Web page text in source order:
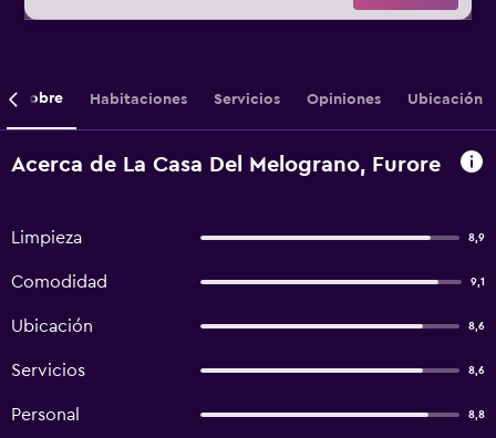
Sobre Habitaciones Servicios Opiniones Ubicación
Acerca de La Casa Del Melograno, Furore
Limpieza 8,9
Comodidad 9,1
Ubicación 8,6
Servicios 8,6
Personal 8,8